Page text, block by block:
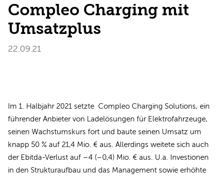
Compleo Charging mit
Umsatzplus
22.09.21
Im 1. Halbjahr 2021 setzte Compleo Charging Solutions, ein
führender Anbieter von Ladelösungen für Elektrofahrzeuge,
seinen Wachstumskurs fort und baute seinen Umsatz um
knapp 50 % auf 21,4 Mio. € aus. Allerdings weitete sich auch
der Ebitda-Verlust auf –4 (–0,4) Mio. € aus. U.a. Investionen
in den Strukturaufbau und das Management sowie erhöhte